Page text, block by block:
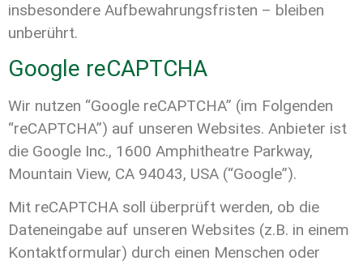
insbesondere Aufbewahrungsfristen – bleiben
unberührt.
Google reCAPTCHA
Wir nutzen “Google reCAPTCHA” (im Folgenden
“reCAPTCHA”) auf unseren Websites. Anbieter ist
die Google Inc., 1600 Amphitheatre Parkway,
Mountain View, CA 94043, USA (“Google”).
Mit reCAPTCHA soll überprüft werden, ob die
Dateneingabe auf unseren Websites (z.B. in einem
Kontaktformular) durch einen Menschen oder